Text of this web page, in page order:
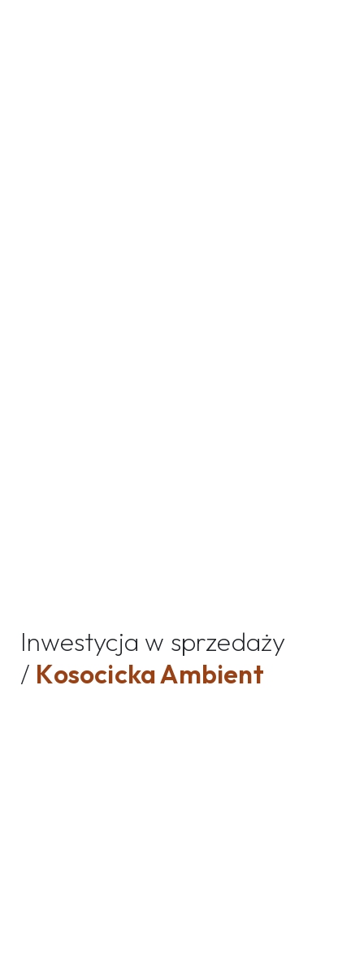
Inwestycja w sprzedaży
/ Kosocicka Ambient